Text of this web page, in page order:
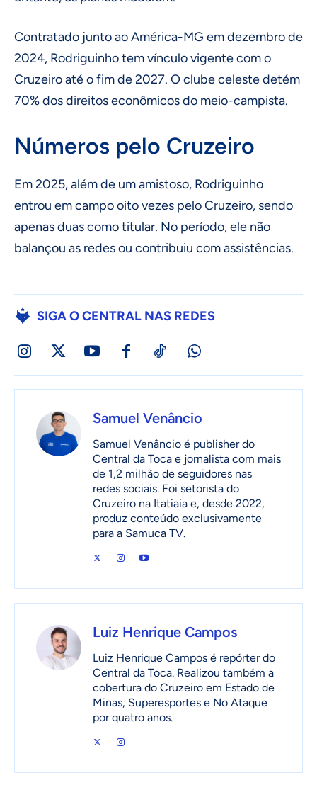
Contratado junto ao América-MG em dezembro de
2024, Rodriguinho tem vínculo vigente com o
Cruzeiro até o fim de 2027. O clube celeste detém
70% dos direitos econômicos do meio-campista.
Números pelo Cruzeiro
Em 2025, além de um amistoso, Rodriguinho
entrou em campo oito vezes pelo Cruzeiro, sendo
apenas duas como titular. No período, ele não
balançou as redes ou contribuiu com assistências.
SIGA O CENTRAL NAS REDES
Samuel Venâncio
Samuel Venâncio é publisher do
Central da Toca e jornalista com mais
de 1,2 milhão de seguidores nas
redes sociais. Foi setorista do
Cruzeiro na Itatiaia e, desde 2022,
produz conteúdo exclusivamente
para a Samuca TV.
Luiz Henrique Campos
Luiz Henrique Campos é repórter do
Central da Toca. Realizou também a
cobertura do Cruzeiro em Estado de
Minas, Superesportes e No Ataque
por quatro anos.